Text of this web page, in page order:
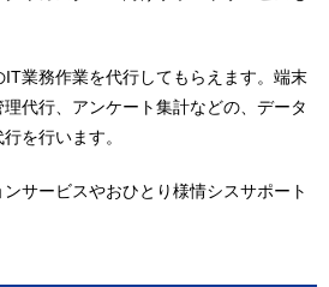
業務作業を代行してもらえます。端末
代行、アンケート集計などの、データ
を行います。
サービスやおひとり様情シスサポート